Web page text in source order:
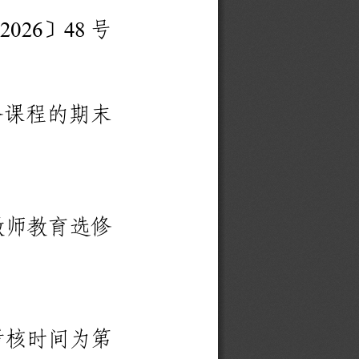
2026〕48 号
课程的期末
师教育选修
核时间 为第